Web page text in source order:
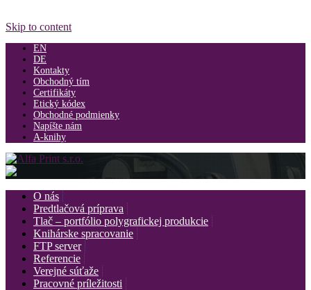
Skip to content
EN
DE
Kontakty
Obchodný tím
Certifikáty
Etický kódex
Obchodné podmienky
Napíšte nám
A-knihy
O nás
Predtlačová príprava
Tlač – portfólio polygrafickej produkcie
Knihárske spracovanie
FTP server
Referencie
Verejné súťaže
Pracovné príležitosti